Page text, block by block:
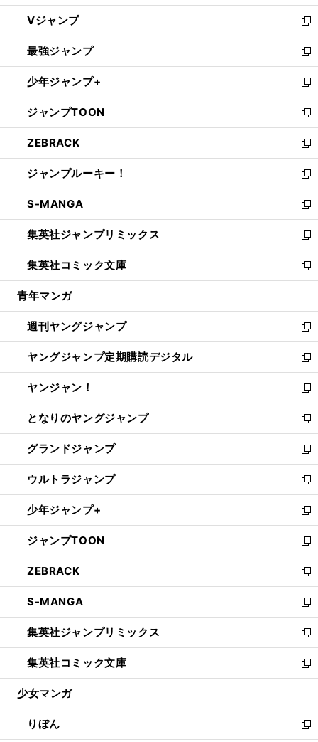
ウ
ィ
ン
ド
ウ
で
開
く
し
い
ウ
ィ
ン
ド
ウ
で
開
く
Vジャンプ
新
し
い
ウ
ィ
ン
ド
ウ
で
開
く
最強ジャンプ
新
し
い
ウ
ィ
ン
ド
ウ
で
開
く
少年ジャンプ+
新
し
い
ウ
ィ
ン
ド
ウ
で
開
く
ジャンプTOON
新
し
い
ウ
ィ
ン
ド
ウ
で
開
く
ZEBRACK
新
し
い
ウ
ィ
ン
ド
ウ
で
開
ジャンプルーキー！
新
し
い
ウ
ィ
ン
ド
ウ
開
く
S-MANGA
新
し
い
ウ
ィ
ン
ウ
で
開
く
集英社ジャンプリミックス
新
し
い
ウ
ン
ド
ウ
で
開
く
集英社コミック文庫
新
し
ウ
ィ
ン
ド
ウ
で
開
く
青年マンガ
週刊ヤングジャンプ
新
し
い
ウ
ィ
ン
ド
ウ
で
開
く
ヤングジャンプ定期購読デジタル
新
し
い
ウ
ィ
ン
ド
ウ
で
開
く
ヤンジャン！
新
し
い
ウ
ィ
ン
ド
ウ
で
開
く
となりのヤングジャンプ
新
し
い
ウ
ィ
ン
ド
ウ
で
開
く
グランドジャンプ
新
し
い
ウ
ィ
ン
ド
ウ
で
開
く
ウルトラジャンプ
新
し
い
ウ
ィ
ン
ド
ウ
で
開
く
少年ジャンプ+
新
し
い
ウ
ィ
ン
ド
ウ
で
開
く
ジャンプTOON
新
し
い
ウ
ィ
ン
ド
ウ
で
開
ZEBRACK
新
し
い
ウ
ィ
ン
ド
ウ
開
く
S-MANGA
新
し
い
ウ
ィ
ン
ウ
で
開
集英社ジャンプリミックス
新
し
い
ウ
ン
ド
集英社コミック文庫
新
し
ウ
ィ
少女マンガ
りぼん
新